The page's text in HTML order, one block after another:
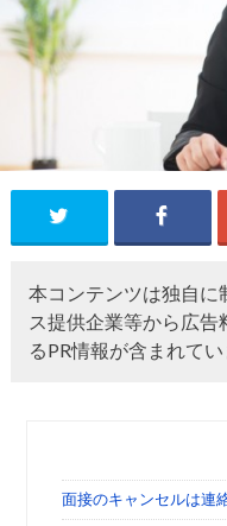
本コンテンツは独自に
ス提供企業等から広
るPR情報が含まれてい
面接のキャンセルは連